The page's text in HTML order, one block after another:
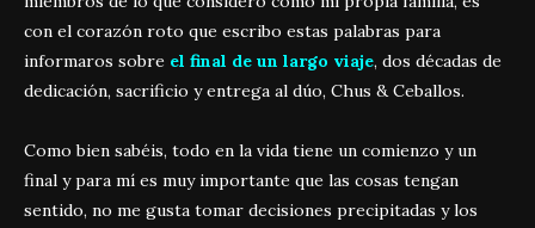
con el corazón roto que escribo estas palabras para
informaros sobre el final de un largo viaje, dos décadas de
dedicación, sacrificio y entrega al dúo, Chus & Ceballos.
Como bien sabéis, todo en la vida tiene un comienzo y un
final y para mí es muy importante que las cosas tengan
sentido, no me gusta tomar decisiones precipitadas y los